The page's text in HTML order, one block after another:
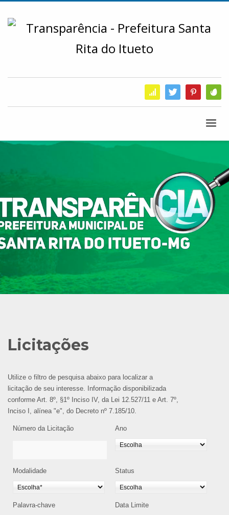
Licitações
Utilize o filtro de pesquisa abaixo para localizar a
licitação de seu interesse. Informação disponibilizada
conforme Art. 8º, §1º Inciso IV, da Lei 12.527/11 e Art. 7º,
Inciso I, alínea "e", do Decreto nº 7.185/10.
Número da Licitação Ano
Modalidade Status
Palavra-chave Data Limite